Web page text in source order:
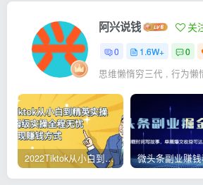
阿兴说钱 关
0 1.6W+ 0
思维懒惰穷三代 , 行为懒
2022Tiktok从小白到精英实操，0-1保姆级实操全程无忧，多种变现赚钱方式